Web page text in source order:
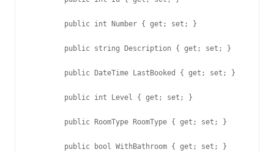
        public int Number { get; set; }
        public string Description { get; set; }
        public DateTime LastBooked { get; set; }
        public int Level { get; set; }
        public RoomType RoomType { get; set; }
        public bool WithBathroom { get; set; }